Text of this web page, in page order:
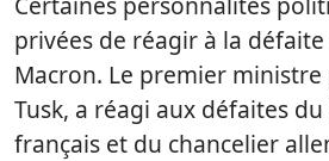
privées de réagir à la défaite
Macron. Le premier
Tusk, a réagi aux défaites
français et du chancelier